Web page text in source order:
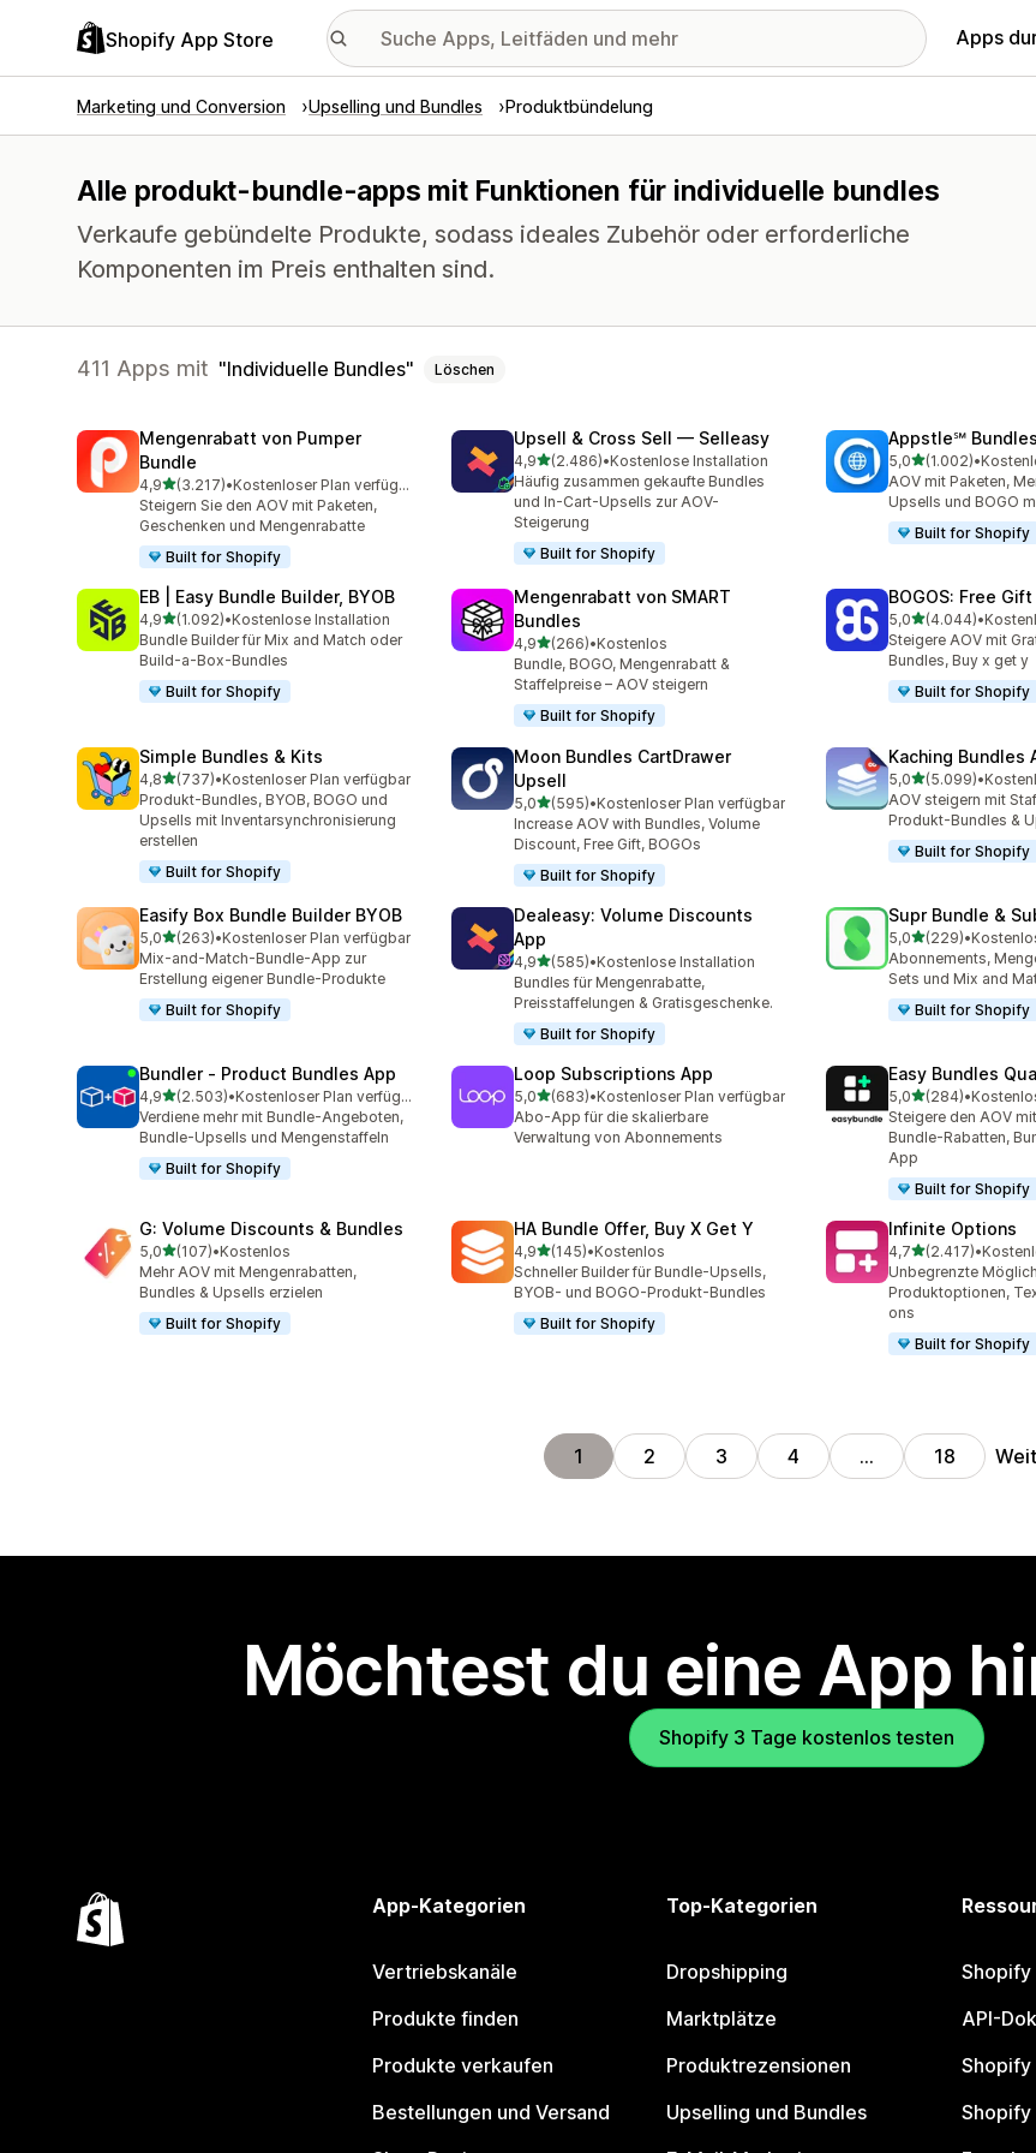
Shopify App Store Apps
Marketing und Conversion Upselling und Bundles Produktbündelung
Alle produkt-bundle-apps mit Funktionen für individuelle bundles
Verkaufe gebündelte Produkte, sodass ideales Zubehör oder erforderliche
Komponenten im Preis enthalten sind.
411 Apps mit Individuelle Bundles Löschen
Mengenrabatt von Pumper
Bundle
4,9von 5 Sternen
(3.217)
3217 Rezensionen insgesamt
•
Kostenloser Plan verfügbar
Steigern Sie den AOV mit Paketen,
Geschenken und Mengenrabatte
Built for Shopify
Upsell & Cross Sell — Selleasy
4,9von 5 Sternen
(2.486)
2486 Rezensionen insgesamt
•Kostenlose Installation
Häufig zusammen gekaufte Bundles
und In-Cart-Upsells zur AOV-
Steigerung
Built for Shopify
Appstle℠
5,0von 5 Sternen
(1.002)
1002 Rezensionen
•
AOV mit Paketen,
Upsells und BOGO
Built for Shopify
EB | Easy Bundle Builder, BYOB
4,9von 5 Sternen
(1.092)
1092 Rezensionen insgesamt
•Kostenlose Installation
Bundle Builder für Mix and Match oder
Build-a-Box-Bundles
Built for Shopify
Mengenrabatt von SMART
Bundles
4,9von 5 Sternen
(266)
266 Rezensionen insgesamt
•Kostenlos
Bundle, BOGO, Mengenrabatt &
Staffelpreise – AOV steigern
Built for Shopify
BOGOS: Free
5,0von 5 Sternen
(4.044)
4044 Rezensionen
•
Steigere AOV mit
Bundles, Buy x get y
Built for Shopify
Simple Bundles & Kits
4,8von 5 Sternen
(737)
737 Rezensionen insgesamt
•Kostenloser Plan verfügbar
Produkt-Bundles, BYOB, BOGO und
Upsells mit Inventarsynchronisierung
erstellen
Built for Shopify
Moon Bundles CartDrawer
Upsell
5,0von 5 Sternen
(595)
595 Rezensionen insgesamt
•Kostenloser Plan verfügbar
Increase AOV with Bundles, Volume
Discount, Free Gift, BOGOs
Built for Shopify
Kaching Bundles
5,0von 5 Sternen
(5.099)
5099 Rezensionen
•
AOV steigern mit
Produkt-Bundles &
Built for Shopify
Easify Box Bundle Builder BYOB
5,0von 5 Sternen
(263)
263 Rezensionen insgesamt
•Kostenloser Plan verfügbar
Mix-and-Match-Bundle-App zur
Erstellung eigener Bundle-Produkte
Built for Shopify
Dealeasy: Volume Discounts
App
4,9von 5 Sternen
(585)
585 Rezensionen insgesamt
•Kostenlose Installation
Bundles für Mengenrabatte,
Preisstaffelungen & Gratisgeschenke.
Built for Shopify
Supr Bundle &
5,0von 5 Sternen
(229)
229 Rezensionen
•
Abonnements,
Sets und Mix and
Built for Shopify
Bundler ‑ Product Bundles App
4,9von 5 Sternen
(2.503)
2503 Rezensionen insgesamt
•
Kostenloser Plan verfügbar
Verdiene mehr mit Bundle-Angeboten,
Bundle-Upsells und Mengenstaffeln
Built for Shopify
Loop Subscriptions App
5,0von 5 Sternen
(683)
683 Rezensionen insgesamt
•Kostenloser Plan verfügbar
Abo-App für die skalierbare
Verwaltung von Abonnements
Easy Bundles
5,0von 5 Sternen
(284)
284 Rezensionen
•
Steigere den AOV
Bundle-Rabatten,
App
Built for Shopify
G: Volume Discounts & Bundles
5,0von 5 Sternen
(107)
107 Rezensionen insgesamt
•Kostenlos
Mehr AOV mit Mengenrabatten,
Bundles & Upsells erzielen
Built for Shopify
HA Bundle Offer, Buy X Get Y
4,9von 5 Sternen
(145)
145 Rezensionen insgesamt
•Kostenlos
Schneller Builder für Bundle-Upsells,
BYOB- und BOGO-Produkt-Bundles
Built for Shopify
Infinite Options
4,7von 5 Sternen
(2.417)
2417 Rezensionen
•
Unbegrenzte
Produktoptionen,
ons
Built for Shopify
1 2 3 4 … 18
Möchtest du eine App
Shopify 3 Tage kostenlos testen
App-Kategorien
Vertriebskanäle
Produkte finden
Produkte verkaufen
Bestellungen und Versand
Top-Kategorien
Dropshipping
Marktplätze
Produktrezensionen
Upselling und Bundles
Shopify
API-
Shopify
Shopify